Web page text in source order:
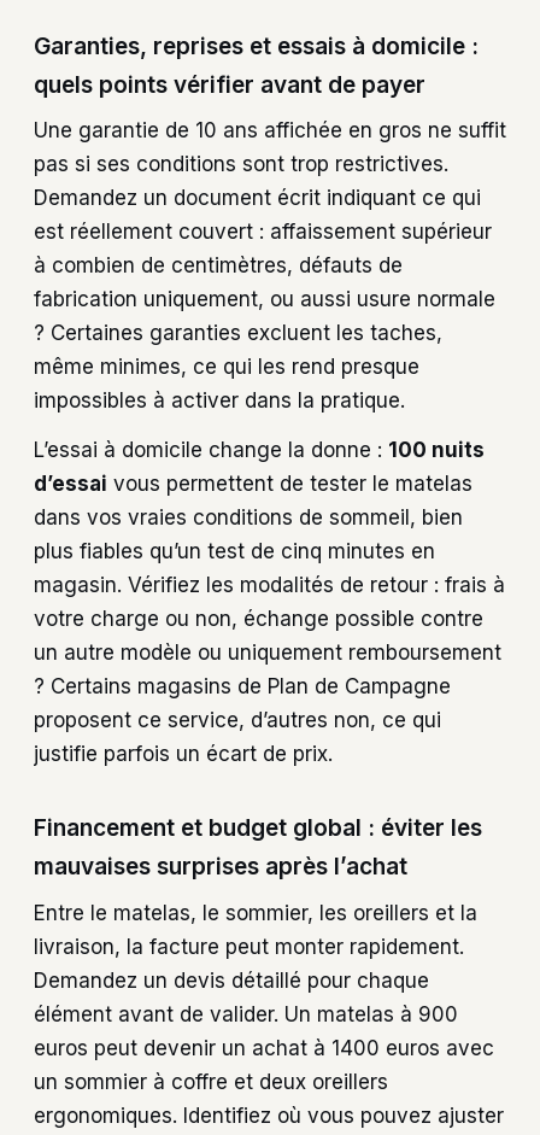
Garanties, reprises et essais à domicile :
quels points vérifier avant de payer
Une garantie de 10 ans affichée en gros ne suffit
pas si ses conditions sont trop restrictives.
Demandez un document écrit indiquant ce qui
est réellement couvert : affaissement supérieur
à combien de centimètres, défauts de
fabrication uniquement, ou aussi usure normale
? Certaines garanties excluent les taches,
même minimes, ce qui les rend presque
impossibles à activer dans la pratique.
L’essai à domicile change la donne : 100 nuits
d’essai vous permettent de tester le matelas
dans vos vraies conditions de sommeil, bien
plus fiables qu’un test de cinq minutes en
magasin. Vérifiez les modalités de retour : frais à
votre charge ou non, échange possible contre
un autre modèle ou uniquement remboursement
? Certains magasins de Plan de Campagne
proposent ce service, d’autres non, ce qui
justifie parfois un écart de prix.
Financement et budget global : éviter les
mauvaises surprises après l’achat
Entre le matelas, le sommier, les oreillers et la
livraison, la facture peut monter rapidement.
Demandez un devis détaillé pour chaque
élément avant de valider. Un matelas à 900
euros peut devenir un achat à 1400 euros avec
un sommier à coffre et deux oreillers
ergonomiques. Identifiez où vous pouvez ajuster